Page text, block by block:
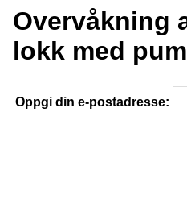
Overvåkning
lokk med
Oppgi din e-postadresse: